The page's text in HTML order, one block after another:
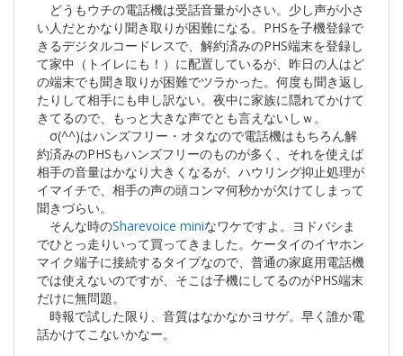
どうもウチの電話機は受話音量が小さい。少し声が小さ
い人だとかなり聞き取りが困難になる。PHSを子機登録で
きるデジタルコードレスで、解約済みのPHS端末を登録し
て家中（トイレにも！）に配置しているが、昨日の人はど
の端末でも聞き取りが困難でツラかった。何度も聞き返し
たりして相手にも申し訳ない。夜中に家族に隠れてかけて
きてるので、もっと大きな声でとも言えないしｗ。
σ(^^)はハンズフリー・オタなので電話機はもちろん解
約済みのPHSもハンズフリーのものが多く、それを使えば
相手の音量はかなり大きくなるが、ハウリング抑止処理が
イマイチで、相手の声の頭コンマ何秒かが欠けてしまって
聞きづらい。
そんな時のSharevoice miniなワケですよ。ヨドバシま
でひとっ走りいって買ってきました。ケータイのイヤホン
マイク端子に接続するタイプなので、普通の家庭用電話機
では使えないのですが、そこは子機にしてるのがPHS端末
だけに無問題。
時報で試した限り、音質はなかなかヨサゲ。早く誰か電
話かけてこないかなー。